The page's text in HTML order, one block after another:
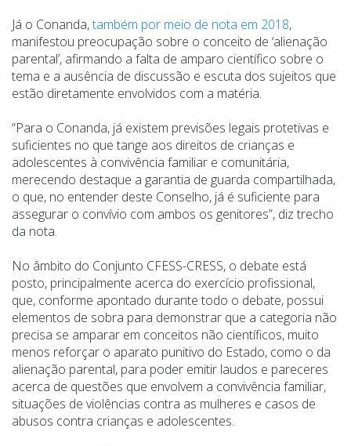
Já o Conanda,também por meio de nota em 2018,
manifestou preocupação sobre o conceito de ‘alienação
parental’, afirmando a falta de amparo científico sobre o
tema e a ausência de discussão e escuta dos sujeitos que
estão diretamente envolvidos com a matéria.
“Para o Conanda, já existem previsões legais protetivas e
suficientes no que tange aos direitos de crianças e
adolescentes à convivência familiar e comunitária,
merecendo destaque a garantia de guarda compartilhada,
o que, no entender deste Conselho, já é suficiente para
assegurar o convívio com ambos os genitores”, diz trecho
da nota.
No âmbito do Conjunto CFESS-CRESS, o debate está
posto, principalmente acerca do exercício profissional,
que, conforme apontado durante todo o debate, possui
elementos de sobra para demonstrar que a categoria não
precisa se amparar em conceitos não científicos, muito
menos reforçar o aparato punitivo do Estado, como o da
alienação parental, para poder emitir laudos e pareceres
acerca de questões que envolvem a convivência familiar,
situações de violências contra as mulheres e casos de
abusos contra crianças e adolescentes.